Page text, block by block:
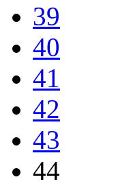
39
40
41
42
43
44